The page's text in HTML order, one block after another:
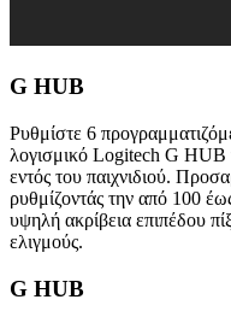
G HUB
Ρυθμίστε 6
λογισμικό Logitech G HUB
εντός του παιχνιδιού.
ρυθμίζοντάς την από 100
υψηλή ακρίβεια επιπέδου
ελιγμούς.
G HUB